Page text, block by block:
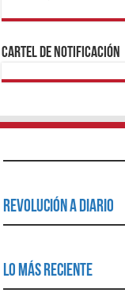
1xbetBetturkeyBetist
https://mvbcasino.com/
Cartel de Notificación
Revolución a Diario
Lo Más Reciente